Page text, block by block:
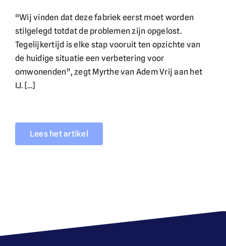
“Wij vinden dat deze fabriek eerst moet worden
stilgelegd totdat de problemen zijn opgelost.
Tegelijkertijd is elke stap vooruit ten opzichte van
de huidige situatie een verbetering voor
omwonenden”, zegt Myrthe van Adem Vrij aan het
IJ. […]
Lees het artikel